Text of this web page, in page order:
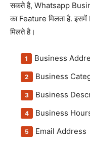
सकते है, Whatsapp
का Feature मिलता है.
मिलते है।
Business
Business
Business
Business
Email Address